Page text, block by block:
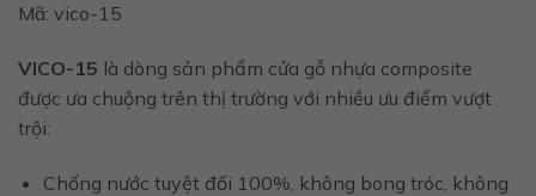
Mã: vico-15
VICO-15 là dòng sản phẩm cửa gỗ nhựa composite
được ưa chuộng trên thị trường với nhiều ưu điểm vượt
trội:
Chống nước tuyệt đối 100%, không bong tróc, không